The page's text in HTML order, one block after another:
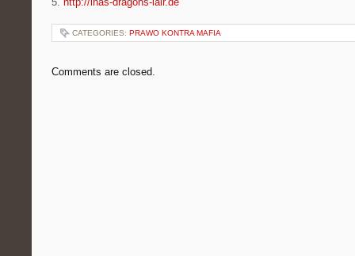
CATEGORIES: PRAWO KONTRA MAFIA
Comments are closed.